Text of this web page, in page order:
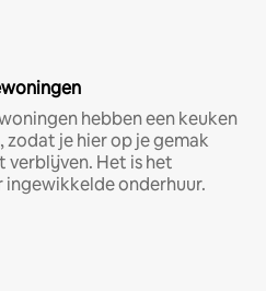
hebben een keuken
je hier op je gemak
verblijven. Het is het
onderhuur.